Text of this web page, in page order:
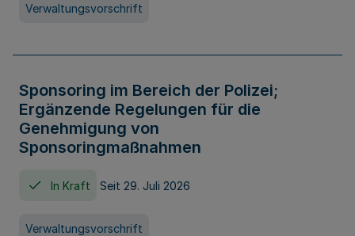
Verwaltungsvorschrift
Sponsoring im Bereich der Polizei;
Ergänzende Regelungen für die
Genehmigung von
Sponsoringmaßnahmen
In Kraft Seit 29. Juli 2026
Verwaltungsvorschrift